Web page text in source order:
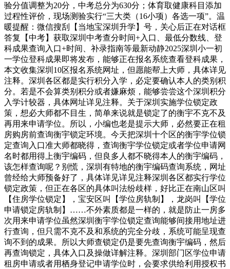
验分值调整为20分，中考总分为630分；体育取健康科目添加
过程性评价，现场测验实行“三大类（16小项）各选一项”。温
暖提醒：微信搜刮【当地宝深圳升学】号，关心后正在对话框
答复【中考】获取深圳中考查分时间+入口、最低分数线、登
科成果查询入口+时间、补录指南等最新动静2025深圳小一初
一学位登科成果即将发布，能够正在报名系统查看登科成果，
本文收集深圳10区报名系统网址，但愿能帮上大师，具体详见
注释。深圳各区都是实行积分入学，必定要确认本人的类别积
分。若是不会算类别积分或者嫌麻烦，能够尝尝这个深圳积分
入学计较器，具体网址详见注释。关于深圳实施学位锁定政
策，想必大师都不目生，简单来说就是锁定了的衡宇不克不及
再用来申请学位。所以，小编也老是提示大师，必然要正在租
房购房前查询衡宇锁定环境。今天把深圳十个区的衡宇学位锁
定查询入口准大师都晓得，查询衡宇学位锁定或者学位申请网
名时都用得上衡宇编码，但良多人都不晓得本人的衡宇编码，
该怎样查询呢？别慌，深圳有特地的衡宇编码查询系统，网址
曾经给大师预备好了，具体详见详见注释深圳各区都实行学位
锁定政策，但正在各区的具体叫法纷歧样，好比正在南山区叫
【住房学位锁定】，宝安区叫【学位房轨制】，龙岗叫【学位
申请锁定房轨制】……不外素质都是一样的，就是防止一房多
次用来申请学位虽然深圳衡宇学位锁定查询能够间接用地址进
行查询，但只需不克不及和系统的完全分歧，系统可能呈现查
询不到的成果。所以大师查锁定仍是要先查询衡宇编码，然后
再查询锁定，具体入口及操做详解注释。深圳部门区学位申请
租房申请或者用栖身登记申请学位时，会要求供给利用授权书